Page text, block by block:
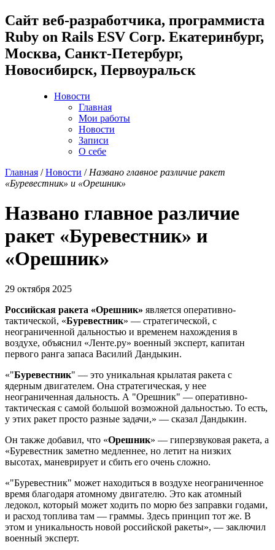
Cайт веб-разработчика, программиста
Ruby on Rails ESV Corp. Екатеринбург,
Москва, Санкт-Петербург,
Новосибирск, Первоуральск
Новости
Главная
Мои работы
Новости
Записи
О себе
Главная /Новости / Названо главное различие ракет
«Буревестник» и «Орешник»
Названо главное различие
ракет «Буревестник» и
«Орешник»
29 октября 2025
Российская ракета «Орешник» является оперативно-
тактической, «Буревестник» — стратегической, с
неограниченной дальностью и временем нахождения в
воздухе, объяснил «Ленте.ру» военный эксперт, капитан
первого ранга запаса Василий Дандыкин.
«"Буревестник" — это уникальная крылатая ракета с
ядерным двигателем. Она стратегическая, у нее
неограниченная дальность. А "Орешник" — оперативно-
тактическая с самой большой возможной дальностью. То есть,
у этих ракет просто разные задачи,» — сказал Дандыкин.
Он также добавил, что «Орешник» — гиперзвуковая ракета, а
«Буревестник заметно медленнее, но летит на низких
высотах, маневрирует и сбить его очень сложно.
«"Буревестник" может находиться в воздухе неограниченное
время благодаря атомному двигателю. Это как атомный
ледокол, который может ходить по морю без заправки годами,
и расход топлива там — граммы. Здесь принцип тот же. В
этом и уникальность новой российской ракеты», — заключил
военный эксперт.